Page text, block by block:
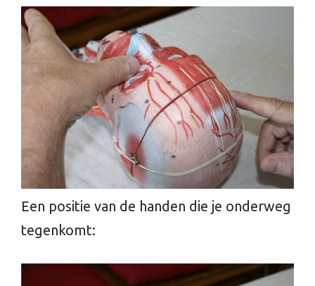
Een positie van de handen die je onderweg
tegenkomt: